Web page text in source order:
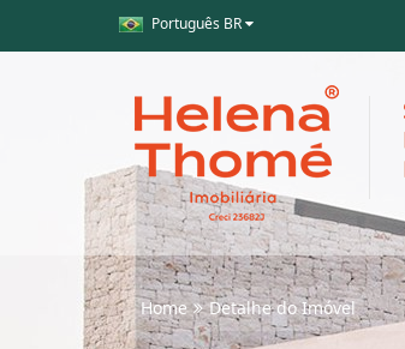
Português BR
Home Detalhe do Imóvel